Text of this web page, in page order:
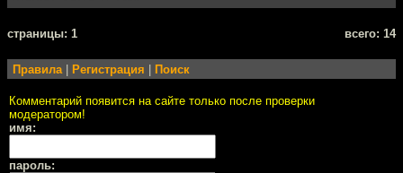
cтраницы: 1 всего: 14
Правила | Регистрация | Поиск
Комментарий появится на сайте только после проверки
модератором!
имя:
пароль: